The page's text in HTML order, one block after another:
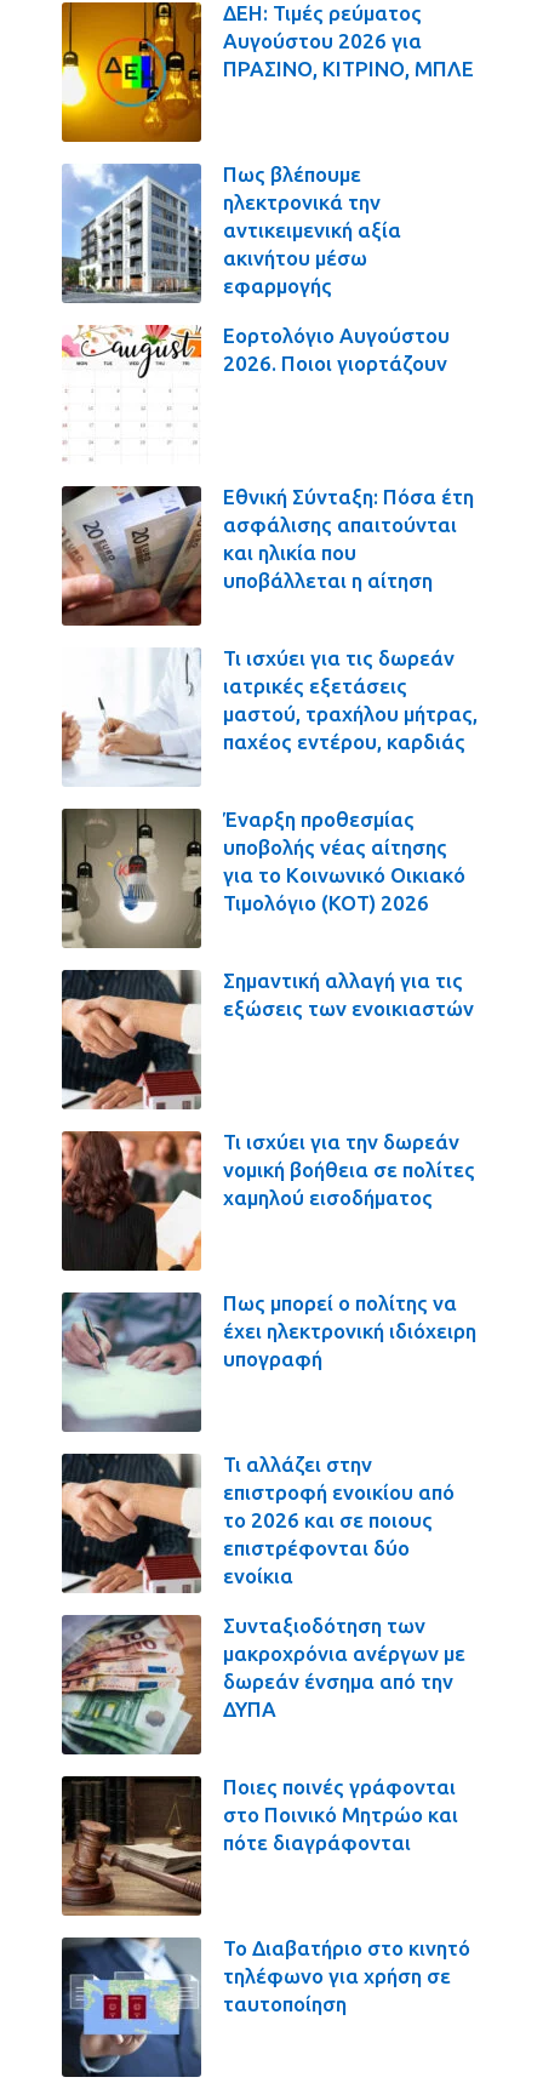
ΔΕΗ: Τιμές ρεύματος
Αυγούστου 2026 για
ΠΡΑΣΙΝΟ, ΚΙΤΡΙΝΟ, ΜΠΛΕ
Πως βλέπουμε
ηλεκτρονικά την
αντικειμενική αξία
ακινήτου μέσω
εφαρμογής
Εορτολόγιο Αυγούστου
2026. Ποιοι γιορτάζουν
Εθνική Σύνταξη: Πόσα έτη
ασφάλισης απαιτούνται
και ηλικία που
υποβάλλεται η αίτηση
Τι ισχύει για τις δωρεάν
ιατρικές εξετάσεις
μαστού, τραχήλου μήτρας,
παχέος εντέρου, καρδιάς
Έναρξη προθεσμίας
υποβολής νέας αίτησης
για το Κοινωνικό Οικιακό
Τιμολόγιο (ΚΟΤ) 2026
Σημαντική αλλαγή για τις
εξώσεις των ενοικιαστών
Τι ισχύει για την δωρεάν
νομική βοήθεια σε πολίτες
χαμηλού εισοδήματος
Πως μπορεί ο πολίτης να
έχει ηλεκτρονική ιδιόχειρη
υπογραφή
Τι αλλάζει στην
επιστροφή ενοικίου από
το 2026 και σε ποιους
επιστρέφονται δύο
ενοίκια
Συνταξιοδότηση των
μακροχρόνια ανέργων με
δωρεάν ένσημα από την
ΔΥΠΑ
Ποιες ποινές γράφονται
στο Ποινικό Μητρώο και
πότε διαγράφονται
Το Διαβατήριο στο κινητό
τηλέφωνο για χρήση σε
ταυτοποίηση